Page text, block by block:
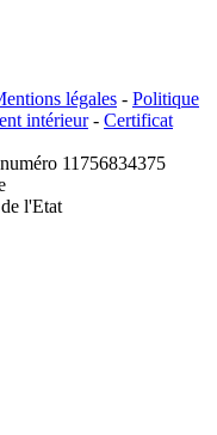
légales - Politique
intérieur- Certificat
11756834375
l'Etat